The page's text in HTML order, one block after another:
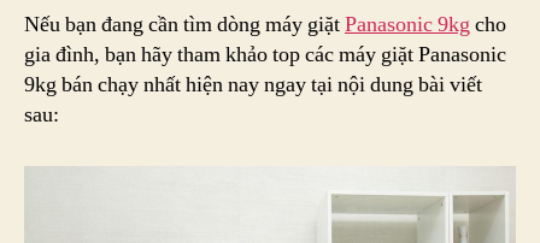
Máy
Giặt
Panasonic
9kg
Nếu bạn đang cần tìm dòng máy giặtPanasonic 9kgcho
gia đình, bạn hãy tham khảo top các máy giặt Panasonic
9kg bán chạy nhất hiện nay ngay tại nội dung bài viết
sau: